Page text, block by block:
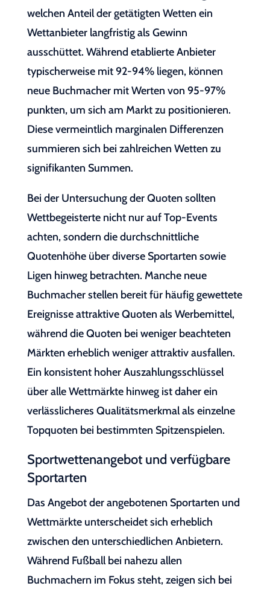
welchen Anteil der getätigten Wetten ein
Wettanbieter langfristig als Gewinn
ausschüttet. Während etablierte Anbieter
typischerweise mit 92-94% liegen, können
neue Buchmacher mit Werten von 95-97%
punkten, um sich am Markt zu positionieren.
Diese vermeintlich marginalen Differenzen
summieren sich bei zahlreichen Wetten zu
signifikanten Summen.
Bei der Untersuchung der Quoten sollten
Wettbegeisterte nicht nur auf Top-Events
achten, sondern die durchschnittliche
Quotenhöhe über diverse Sportarten sowie
Ligen hinweg betrachten. Manche neue
Buchmacher stellen bereit für häufig gewettete
Ereignisse attraktive Quoten als Werbemittel,
während die Quoten bei weniger beachteten
Märkten erheblich weniger attraktiv ausfallen.
Ein konsistent hoher Auszahlungsschlüssel
über alle Wettmärkte hinweg ist daher ein
verlässlicheres Qualitätsmerkmal als einzelne
Topquoten bei bestimmten Spitzenspielen.
Sportwettenangebot und verfügbare
Sportarten
Das Angebot der angebotenen Sportarten und
Wettmärkte unterscheidet sich erheblich
zwischen den unterschiedlichen Anbietern.
Während Fußball bei nahezu allen
Buchmachern im Fokus steht, zeigen sich bei